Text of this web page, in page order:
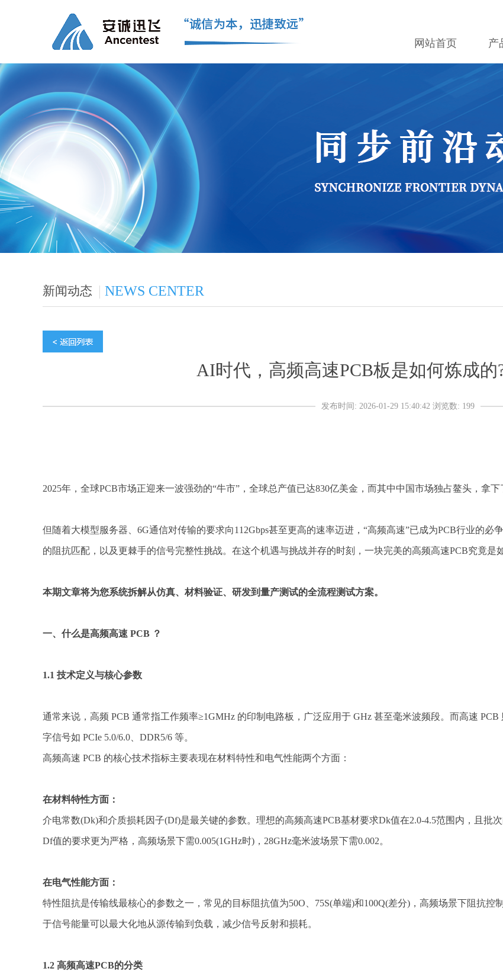
网站首页 产
新闻动态 | NEWS CENTER
AI时代，高频高速PCB板是如何炼成
发布时间: 2026-01-29 15:40:42 浏览数: 199
2025年，全球PCB市场正迎来一波强劲的“牛市”，全球总产值已达830亿美金，而其中中国市场独占鳌头，拿下
但随着大模型服务器、6G通信对传输的要求向112Gbps甚至更高的速率迈进，“高频高速”已成为PCB行业的
的阻抗匹配，以及更棘手的信号完整性挑战。在这个机遇与挑战并存的时刻，一块完美的高频高速PCB究竟是
本期文章将为您系统拆解从仿真、材料验证、研发到量产测试的全流程测试方案。
一、 什么是高频高速 PCB ？
1.1 技术定义与核心参数
通常来说，高频 PCB 通常指工作频率≥1GMHz 的印制电路板，广泛应用于 GHz 甚至毫米波频段。而高速
字信号如 PCIe 5.0/6.0、DDR5/6 等。
高频高速 PCB 的核心技术指标主要表现在材料特性和电气性能两个方面：
在材料特性方面 ：
介电常数(Dk)和介质损耗因子(Df)是最关键的参数。理想的高频高速PCB基材要求Dk值在2.0-4.5范围内，且批
Df值的要求更为严格，高频场景下需0.005(1GHz时)，28GHz毫米波场景下需0.002。
在电气性能方面：
特性阻抗是传输线最核心的参数之一，常见的目标阻抗值为50O、75S(单端)和100Q(差分)，高频场景下阻抗
于信号能量可以最大化地从源传输到负载，减少信号反射和损耗。
1.2 高频高速PCB的分类